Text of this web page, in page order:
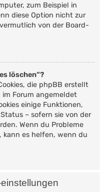
zum Beispiel in
diese Option nicht zur
von der Board-
löschen“?
die phpBB erstellt
Forum angemeldet
einige Funktionen,
– sofern sie von der
Wenn du Probleme
kann es helfen, wenn du